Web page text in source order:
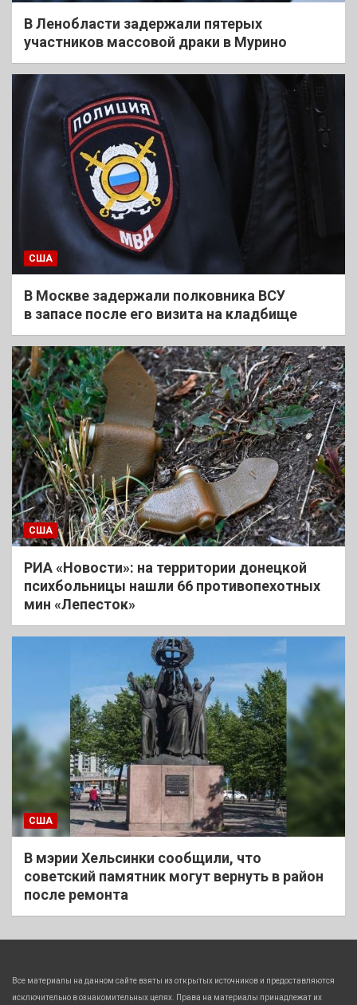
В Ленобласти задержали пятерых
участников массовой драки в Мурино
США
В Москве задержали полковника ВСУ
в запасе после его визита на кладбище
США
РИА «Новости»: на территории донецкой
психбольницы нашли 66 противопехотных
мин «Лепесток»
США
В мэрии Хельсинки сообщили, что
советский памятник могут вернуть в район
после ремонта
Все материалы на данном сайте взяты из открытых источников и предоставляются
исключительно в ознакомительных целях. Права на материалы принадлежат их